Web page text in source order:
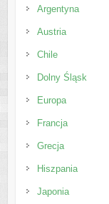
Argentyna
Austria
Chile
Dolny Śląsk
Europa
Francja
Grecja
Hiszpania
Japonia